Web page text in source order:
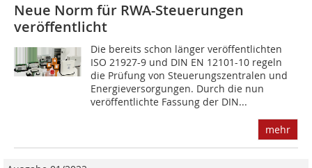
Neue Norm für RWA-Steuerungen
veröffentlicht
Die bereits schon länger veröffentlichten
ISO 21927-9 und DIN EN 12101-10 regeln
die Prüfung von Steuerungszentralen und
Energieversorgungen. Durch die nun
veröffentlichte Fassung der DIN...
mehr